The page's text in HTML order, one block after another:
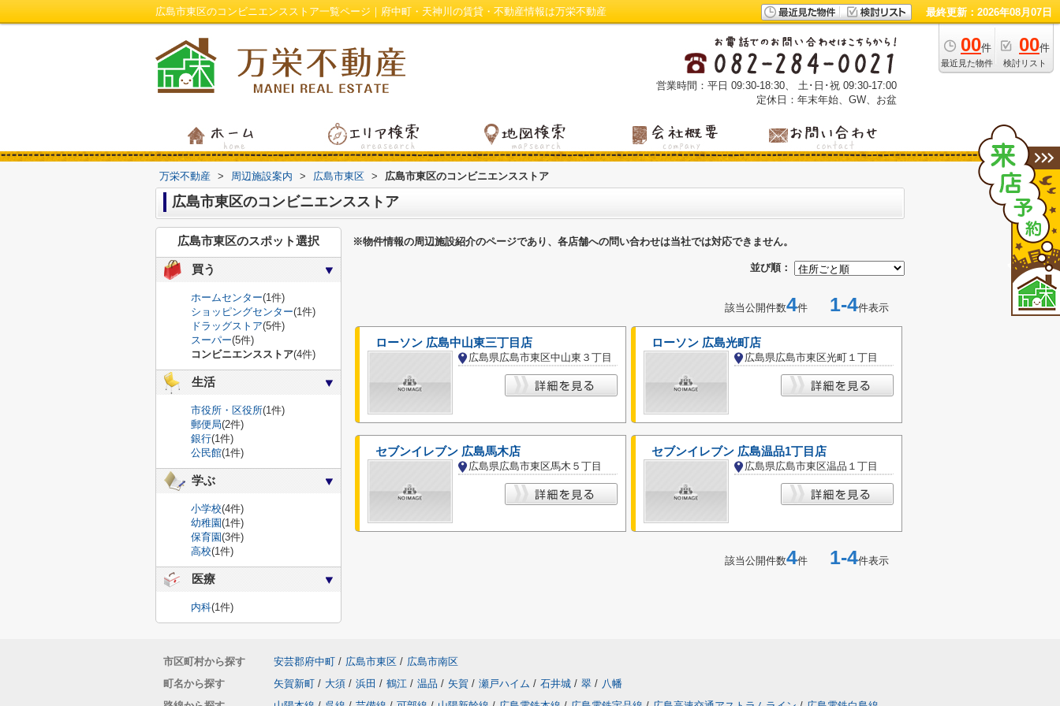
広島市東区のコンビニエンスストア一覧ページ｜府中町・天神川の賃貸・不動産情報は万栄不動産 最終更新：2026年08月07日
00件
最近見た物件
00件
検討リスト
営業時間：平日 09:30-18:30、 土･日･祝 09:30-17:00
定休日：年末年始、GW、お盆
万栄不動産 > 周辺施設案内 > 広島市東区 > 広島市東区のコンビニエンスストア
広島市東区のコンビニエンスストア
※物件情報の周辺施設紹介のページであり、各店舗への問い合わせは当社では対応できません。
並び順：
該当公開件数4件 1-4件表示
ローソン 広島中山東三丁目店
広島県広島市東区中山東３丁目
ローソン 広島光町店
広島県広島市東区光町１丁目
セブンイレブン 広島馬木店
広島県広島市東区馬木５丁目
セブンイレブン 広島温品1丁目店
広島県広島市東区温品１丁目
該当公開件数4件 1-4件表示
広島市東区のスポット選択
買う
ホームセンター(1件)
ショッピングセンター(1件)
ドラッグストア(5件)
スーパー(5件)
コンビニエンスストア(4件)
生活
市役所・区役所(1件)
郵便局(2件)
銀行(1件)
公民館(1件)
学ぶ
小学校(4件)
幼稚園(1件)
保育園(3件)
高校(1件)
医療
内科(1件)
市区町村から探す 安芸郡府中町 / 広島市東区 / 広島市南区
町名から探す
矢賀新町 / 大須 / 浜田 / 鶴江 / 温品 / 矢賀 / 瀬戸ハイム / 石井城 / 翠 / 八幡